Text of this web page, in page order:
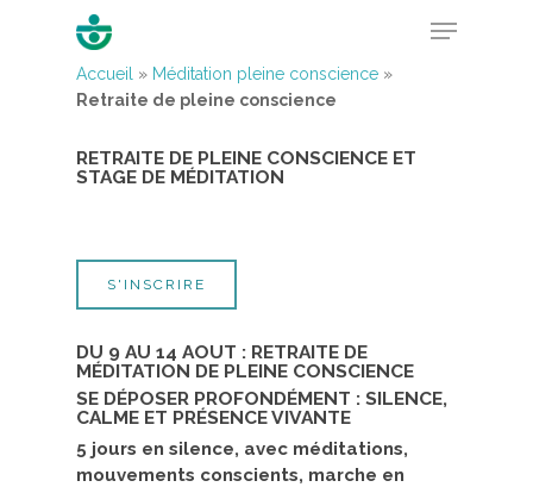
Hit enter to search or ESC to close
Accueil » Méditation pleine conscience »
Retraite de pleine conscience
RETRAITE DE PLEINE CONSCIENCE ET
STAGE DE MÉDITATION
S'INSCRIRE
DU 9 AU 14 AOUT : RETRAITE DE
MÉDITATION DE PLEINE CONSCIENCE
SE DÉPOSER PROFONDÉMENT : SILENCE,
CALME ET PRÉSENCE VIVANTE
5 jours en silence, avec méditations,
mouvements conscients, marche en